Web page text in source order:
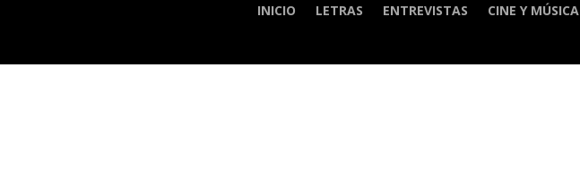
INICIO LETRAS ENTREVISTAS CINE Y MÚSICA